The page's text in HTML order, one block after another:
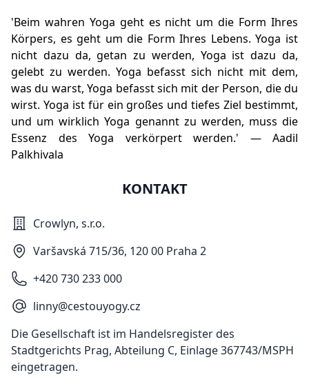
'Beim wahren Yoga geht es nicht um die Form Ihres
Körpers, es geht um die Form Ihres Lebens. Yoga ist
nicht dazu da, getan zu werden, Yoga ist dazu da,
gelebt zu werden. Yoga befasst sich nicht mit dem,
was du warst, Yoga befasst sich mit der Person, die du
wirst. Yoga ist für ein großes und tiefes Ziel bestimmt,
und um wirklich Yoga genannt zu werden, muss die
Essenz des Yoga verkörpert werden.' — Aadil
Palkhivala
KONTAKT
Crowlyn, s.r.o.
Varšavská 715/36, 120 00 Praha 2
+420 730 233 000
linny@cestouyogy.cz
Die Gesellschaft ist im Handelsregister des
Stadtgerichts Prag, Abteilung C, Einlage 367743/MSPH
eingetragen.